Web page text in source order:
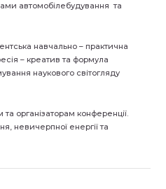
автомобілебудування та
навчально – практична
– креатив та формула
наукового світогляду
організаторам конференції.
невичерпної енергії та